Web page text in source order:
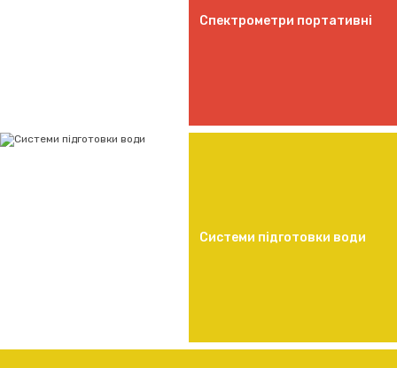
Спектрометри портативні
Системи підготовки води